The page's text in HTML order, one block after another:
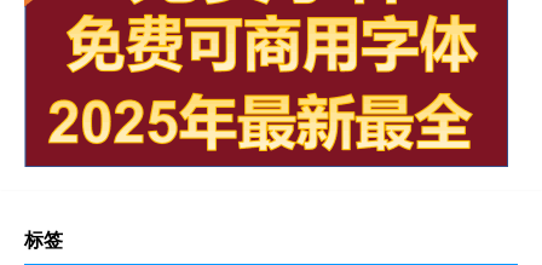
标签